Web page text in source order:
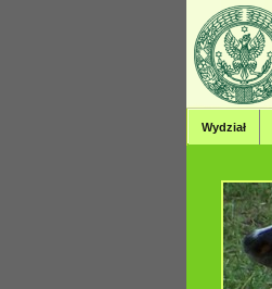
Wydział